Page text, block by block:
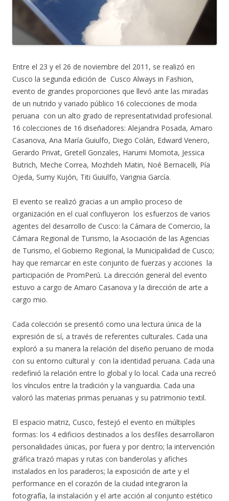
Entre el 23 y el 26 de noviembre del 2011, se realizó en
Cusco la segunda edición de Cusco Always in Fashion,
evento de grandes proporciones que llevó ante las miradas
de un nutrido y variado público 16 colecciones de moda
peruana con un alto grado de representatividad profesional.
16 colecciones de 16 diseñadores: Alejandra Posada, Amaro
Casanova, Ana María Guiulfo, Diego Colán, Edward Venero,
Gerardo Privat, Gretell Gonzales, Harumi Momota, Jessica
Butrich, Meche Correa, Mozhdeh Matin, Noé Bernacelli, Pía
Ojeda, Sumy Kujón, Titi Guiulfo, Varignia García.
El evento se realizó gracias a un amplio proceso de
organización en el cual confluyeron los esfuerzos de varios
agentes del desarrollo de Cusco: la Cámara de Comercio, la
Cámara Regional de Turismo, la Asociación de las Agencias
de Turismo, el Gobierno Regional, la Municipalidad de Cusco;
hay que remarcar en este conjunto de fuerzas y acciones la
participación de PromPerú. La dirección general del evento
estuvo a cargo de Amaro Casanova y la dirección de arte a
cargo mio.
Cada colección se presentó como una lectura única de la
expresión de sí, a través de referentes culturales. Cada una
exploró a su manera la relación del diseño peruano de moda
con su entorno cultural y con la identidad peruana. Cada una
redefinió la relación entre lo global y lo local. Cada una recreó
los vínculos entre la tradición y la vanguardia. Cada una
valoró las materias primas peruanas y su patrimonio textil.
El espacio matriz, Cusco, festejó el evento en múltiples
formas: los 4 edificios destinados a los desfiles desarrollaron
personalidades únicas, por fuera y por dentro; la intervención
gráfica trazó mapas y rutas con banderolas y afiches
instalados en los paraderos; la exposición de arte y el
performance en el corazón de la ciudad integraron la
fotografía, la instalación y el arte acción al conjunto estético